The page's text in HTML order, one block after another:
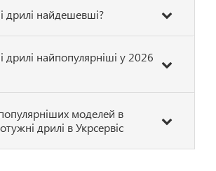
дрилі найдешевші?
дрилі найпопулярніші у 2026
моделей в
дрилі в Укрсервіс